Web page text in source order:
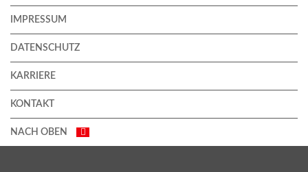
IMPRESSUM
DATENSCHUTZ
KARRIERE
KONTAKT
NACH OBEN